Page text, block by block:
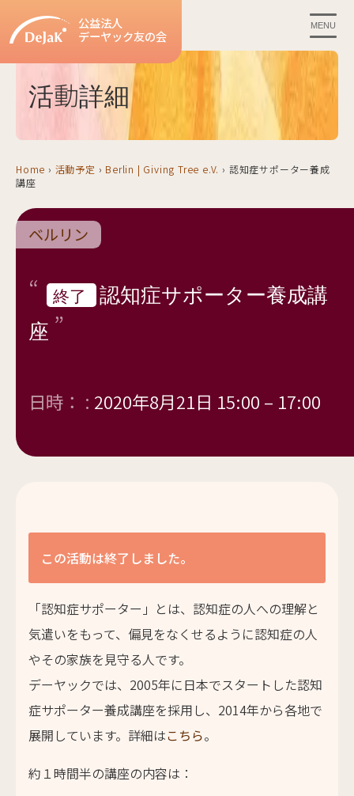
公益法人
デーヤック友の会
MENU
活動詳細
Home › 活動予定 › Berlin | Giving Tree e.V. › 認知症サポーター養成
講座
ベルリン
終了
認知症サポーター養成講
座
日時： : 2020年8月21日 15:00 – 17:00
この活動は終了しました。
「認知症サポーター」とは、認知症の人への理解と
気遣いをもって、偏見をなくせるように認知症の人
やその家族を見守る人です。
デーヤックでは、2005年に日本でスタートした認知
症サポーター養成講座を採用し、2014年から各地で
展開しています。詳細はこちら。
約１時間半の講座の内容は：